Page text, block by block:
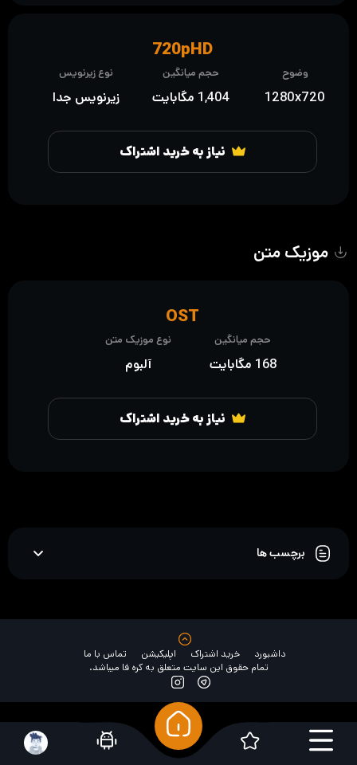
نیاز به خرید اشتراک
وضوح
1280x720
حجم میانگین
1,404 مگابایت
نوع زیرنویس
زیرنویس جدا
720pHD
موزیک متن
نیاز به خرید اشتراک
حجم میانگین
168 مگابایت
نوع موزیک متن
آلبوم
OST
برچسب ها
داشبورد خرید اشتراک اپلیکیشن
تماس با ما
تمام حقوق این سایت متعلق به کره فا میباشد.